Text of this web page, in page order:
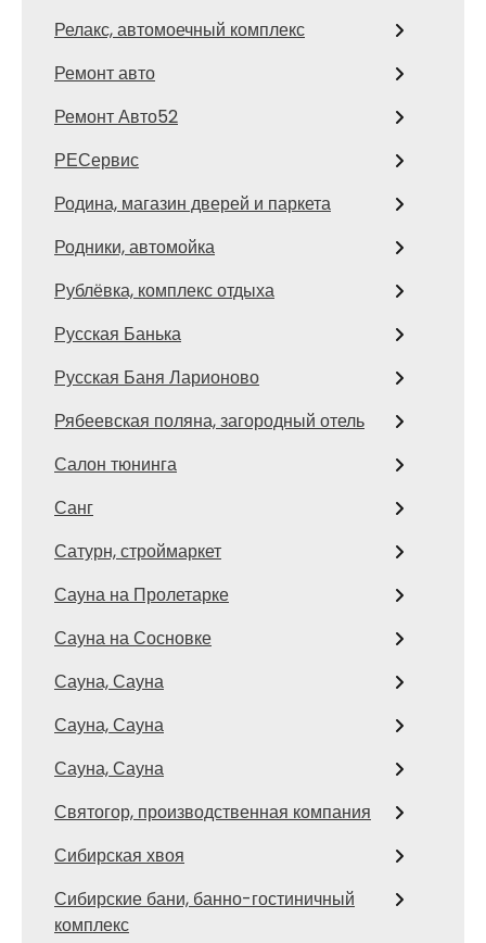
Релакс, автомоечный комплекс
Ремонт авто
Ремонт Авто52
РЕСервис
Родина, магазин дверей и паркета
Родники, автомойка
Рублёвка, комплекс отдыха
Русская Банька
Русская Баня Ларионово
Рябеевская поляна, загородный отель
Салон тюнинга
Санг
Сатурн, строймаркет
Сауна на Пролетарке
Сауна на Сосновке
Сауна, Сауна
Сауна, Сауна
Сауна, Сауна
Святогор, производственная компания
Сибирская хвоя
Сибирские бани, банно-гостиничный
комплекс